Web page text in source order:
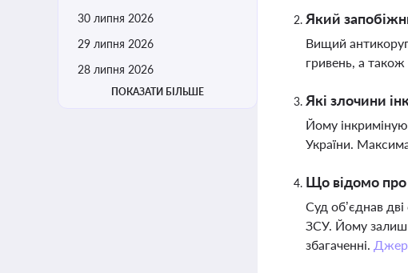
30 липня 2026
29 липня 2026
28 липня 2026
ПОКАЗАТИ БІЛЬШЕ
Який
Вищий
гривень, а
Які злочини
Йому
України.
Що відомо про
Суд об’єднав
ЗСУ. Йому
збагаченні.